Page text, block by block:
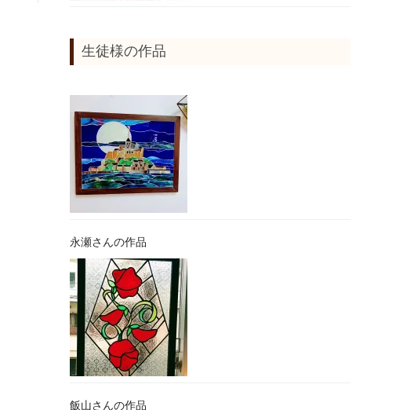
生徒様の作品
永瀬さんの作品
飯山さんの作品